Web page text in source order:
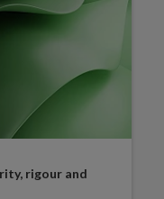
rigour and